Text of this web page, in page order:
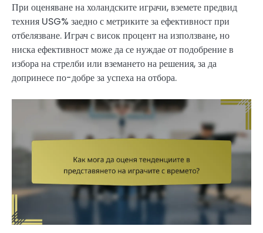
При оценяване на холандските играчи, вземете предвид
техния USG% заедно с метриките за ефективност при
отбелязване. Играч с висок процент на използване, но
ниска ефективност може да се нуждае от подобрение в
избора на стрелби или вземането на решения, за да
допринесе по-добре за успеха на отбора.